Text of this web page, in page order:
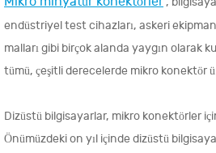
endüstriyel test cihazları, askeri
malları gibi birçok alanda yaygın olarak
tümü, çeşitli derecelerde mikro konektör
Dizüstü bilgisayarlar, mikro konektörler
Önümüzdeki on yıl içinde dizüstü